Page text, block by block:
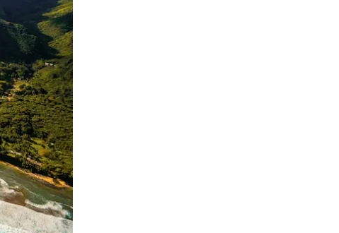
とができます。